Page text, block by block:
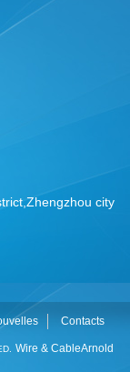
city
Contacts
Wire & CableArnold